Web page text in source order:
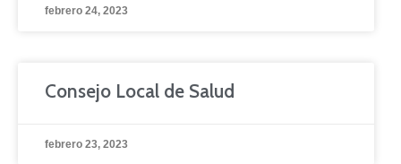
febrero 24, 2023
Consejo Local de Salud
febrero 23, 2023